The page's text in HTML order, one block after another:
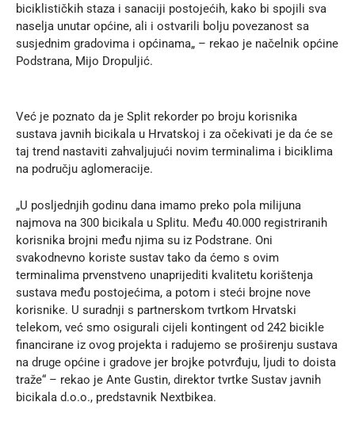
biciklističkih staza i sanaciji postojećih, kako bi spojili sva
naselja unutar općine, ali i ostvarili bolju povezanost sa
susjednim gradovima i općinama„ – rekao je načelnik općine
Podstrana, Mijo Dropuljić.
Već je poznato da je Split rekorder po broju korisnika
sustava javnih bicikala u Hrvatskoj i za očekivati je da će se
taj trend nastaviti zahvaljujući novim terminalima i biciklima
na području aglomeracije.
„U posljednjih godinu dana imamo preko pola milijuna
najmova na 300 bicikala u Splitu. Među 40.000 registriranih
korisnika brojni među njima su iz Podstrane. Oni
svakodnevno koriste sustav tako da ćemo s ovim
terminalima prvenstveno unaprijediti kvalitetu korištenja
sustava među postojećima, a potom i steći brojne nove
korisnike. U suradnji s partnerskom tvrtkom Hrvatski
telekom, već smo osigurali cijeli kontingent od 242 bicikle
financirane iz ovog projekta i radujemo se proširenju sustava
na druge općine i gradove jer brojke potvrđuju, ljudi to doista
traže“ – rekao je Ante Gustin, direktor tvrtke Sustav javnih
bicikala d.o.o., predstavnik Nextbikea.